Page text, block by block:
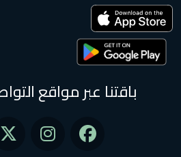
باقتنا عبر مواقع